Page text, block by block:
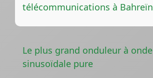
télécommunications à Bahreïn
Le plus grand onduleur à onde
sinusoïdale pure